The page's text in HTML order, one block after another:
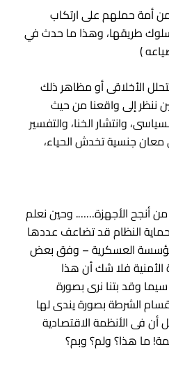
من أمة حملهم على ارتكاب
طريقها، وهذا ما حدث في
)
الأخلاقى أو مظاهر ذلك
ننظر إلى واقعنا من حيث
وانتشار الخنا، والتفسير
معان جنسية تخدش الحياء،
من أنجح الأجهزة……. وحين نعلم
النظام قد تضاعف عددها
العسكرية – وفق بعض
فلا شك أن هذا
وقد بتنا نرى بصورة
الشرطة بصورة يندى لها
أن فى الأنظمة الاقتصادية
ما هذا؟ ولم؟ وبم؟